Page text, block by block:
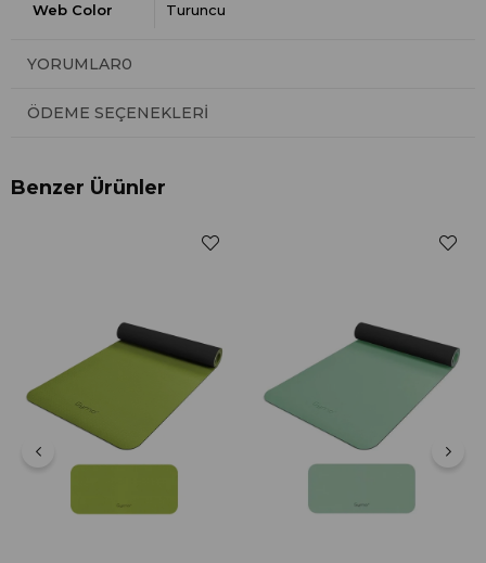
Web Color Turuncu
YORUMLAR0
ÖDEME SEÇENEKLERI
Benzer Ürünler